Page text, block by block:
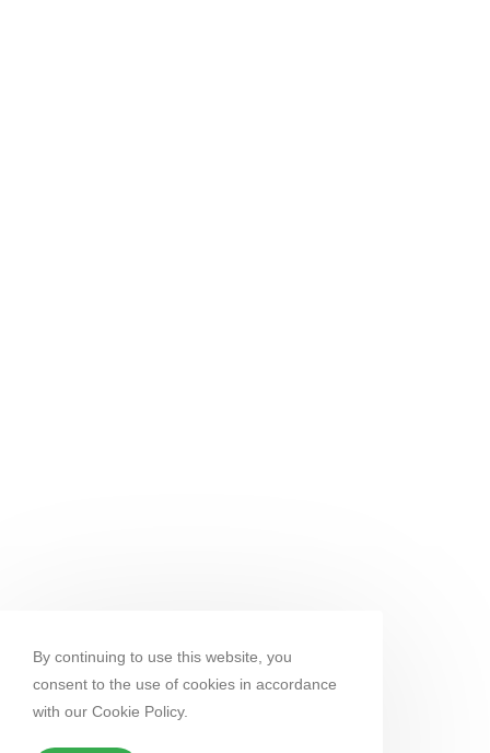
By continuing to use this website, you
consent to the use of cookies in accordance
with our Cookie Policy.